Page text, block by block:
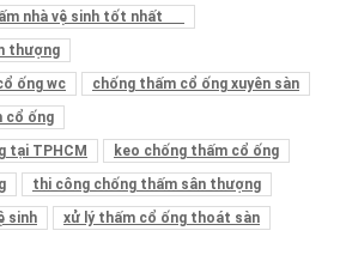
nhà vệ sinh tốt nhất
thượng
ống wc
chống thấm cổ ống xuyên sàn
cổ ống
tại TPHCM
keo chống thấm cổ ống
thi công chống thấm sân thượng
sinh
xử lý thấm cổ ống thoát sàn